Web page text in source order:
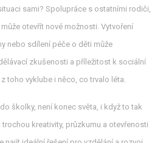
sami? Spolupráce s ostatními rodiči,
otevřít nové možnosti. Vytvoření
nebo sdílení péče o děti může
zkušenosti a příležitost k sociální
toho vyklube i něco, co trvalo léta.
školky, není konec světa, i když to tak
trochou kreativity, průzkumu a otevřenosti